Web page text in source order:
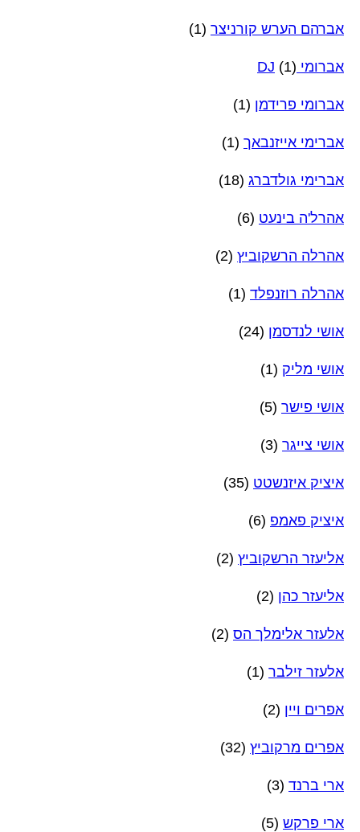
אברהם הערש קורניצר (1)
אברומי DJ (1)
אברומי פרידמן (1)
אברימי אייזנבאך (1)
אברימי גולדברג (18)
אהרל'ה בינעט (6)
אהרלה הרשקוביץ (2)
אהרלה רוזנפלד (1)
אושי לנדסמן (24)
אושי מליק (1)
אושי פישר (5)
אושי צייגר (3)
איציק איזנשטט (35)
איציק פאמפ (6)
אליעזר הרשקוביץ (2)
אליעזר כהן (2)
אלעזר אלימלך הס (2)
אלעזר זילבר (1)
אפרים ויין (2)
אפרים מרקוביץ (32)
ארי ברנד (3)
ארי פרקש (5)